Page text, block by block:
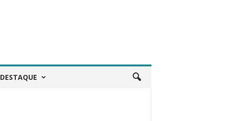
DESTAQUE